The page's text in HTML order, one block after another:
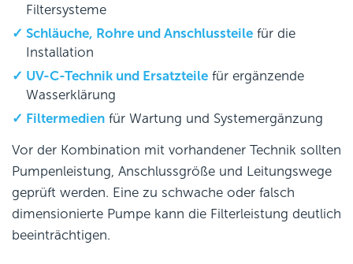
Filtersysteme
Schläuche, Rohre und Anschlussteile für die
Installation
UV-C-Technik und Ersatzteile für ergänzende
Wasserklärung
Filtermedien für Wartung und Systemergänzung
Vor der Kombination mit vorhandener Technik sollten
Pumpenleistung, Anschlussgröße und Leitungswege
geprüft werden. Eine zu schwache oder falsch
dimensionierte Pumpe kann die Filterleistung deutlich
beeinträchtigen.